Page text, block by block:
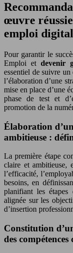
œuvre
emploi
Pour garantir le
Emploi etdevenir
essentiel de suivre
l’élaboration d’une
mise en place d’une
phase de test et
promotion de la
Élaboration
ambitieuse :
La première étape
claire et ambitieuse,
l’efficacité,
besoins, en
planifiant les
alignée sur les
d’insertion
Constitution
des